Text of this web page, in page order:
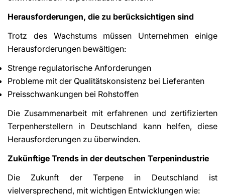
Herausforderungen, die zu berücksichtigen sind
Trotz des Wachstums müssen Unternehmen einige
Herausforderungen bewältigen:
Strenge regulatorische Anforderungen
Probleme mit der Qualitätskonsistenz bei Lieferanten
Preisschwankungen bei Rohstoffen
Die Zusammenarbeit mit erfahrenen und zertifizierten
Terpenherstellern in Deutschland kann helfen, diese
Herausforderungen zu überwinden.
Zukünftige Trends in der deutschen Terpenindustrie
Die Zukunft der Terpene in Deutschland ist
vielversprechend, mit wichtigen Entwicklungen wie: